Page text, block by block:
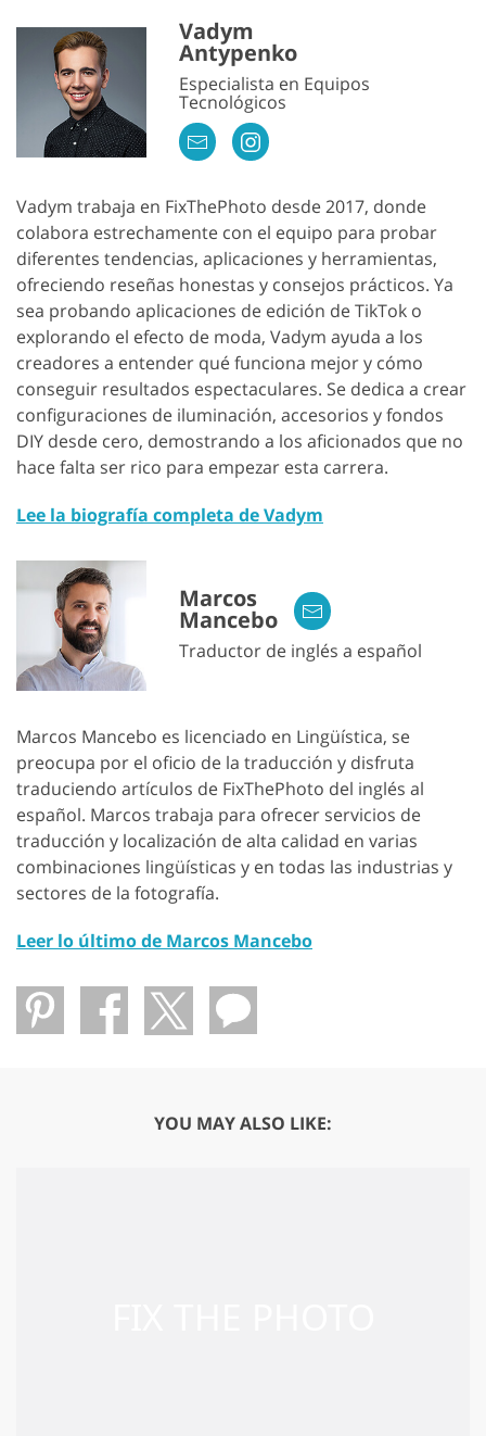
Vadym
Antypenko
Especialista en Equipos
Tecnológicos
Vadym trabaja en FixThePhoto desde 2017, donde
colabora estrechamente con el equipo para probar
diferentes tendencias, aplicaciones y herramientas,
ofreciendo reseñas honestas y consejos prácticos. Ya
sea probando aplicaciones de edición de TikTok o
explorando el efecto de moda, Vadym ayuda a los
creadores a entender qué funciona mejor y cómo
conseguir resultados espectaculares. Se dedica a crear
configuraciones de iluminación, accesorios y fondos
DIY desde cero, demostrando a los aficionados que no
hace falta ser rico para empezar esta carrera.
Lee la biografía completa de Vadym
Marcos
Mancebo
Traductor de inglés a español
Marcos Mancebo es licenciado en Lingüística, se
preocupa por el oficio de la traducción y disfruta
traduciendo artículos de FixThePhoto del inglés al
español. Marcos trabaja para ofrecer servicios de
traducción y localización de alta calidad en varias
combinaciones lingüísticas y en todas las industrias y
sectores de la fotografía.
Leer lo último de Marcos Mancebo
YOU MAY ALSO LIKE: